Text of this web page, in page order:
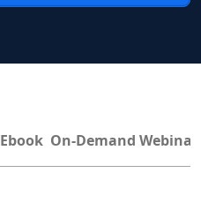
Ebook On-Demand Webinar